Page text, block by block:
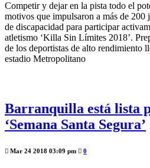
Competir y dejar en la pista todo el
motivos que impulsaron a más de
de discapacidad para participar
atletismo ‘Killa Sin Límites 2018’.
de los deportistas de alto rendimiento
estadio Metropolitano
Barranquilla está lista
‘Semana Santa Segura’
Mar 24 2018 03:09 pm 0